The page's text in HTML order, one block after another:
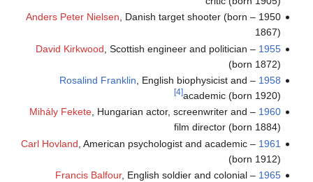
1950 –
Anders Peter Nielsen, Danish target shooter (born
1867)
1955
–
David Kirkwood , Scottish engineer and politician
(born 1872)
1958
–
Rosalind Franklin , English biophysicist and
academic (born 1920)
[4]
1960
–
Mihály Fekete, Hungarian actor, screenwriter and
film director (born 1884)
1961
–
Carl Hovland , American psychologist and academic
(born 1912)
1965
–
Francis Balfour, English soldier and colonial